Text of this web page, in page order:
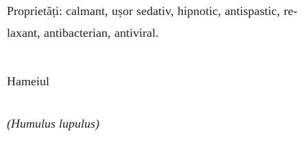
Proprietăți: cal­mant, ușor sedativ, hip­no­tic, antispastic, re­
laxant, antibacterian, antiviral.
Hameiul
(Humulus lupulus)